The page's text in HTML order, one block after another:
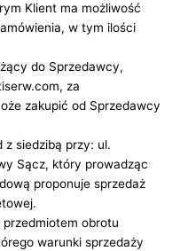
Klient ma możliwość
w tym ilości
do Sprzedawcy,
za
zakupić od Sprzedawcy
z siedzibą przy: ul.
Sącz, który prowadząc
proponuje sprzedaż
obrotu
warunki sprzedaży